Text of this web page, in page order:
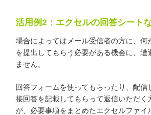
活用例2：エクセルの回答シート
場合によってはメール受信者の方に、何
を提出してもらう必要がある機会に、遭
ません。
回答フォームを使ってもらったり、配信
接回答を記載してもらって返信いただく
が、必要事項をまとめたエクセルファイ